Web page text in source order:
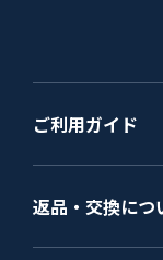
ご利用ガイド
返品・交換につ